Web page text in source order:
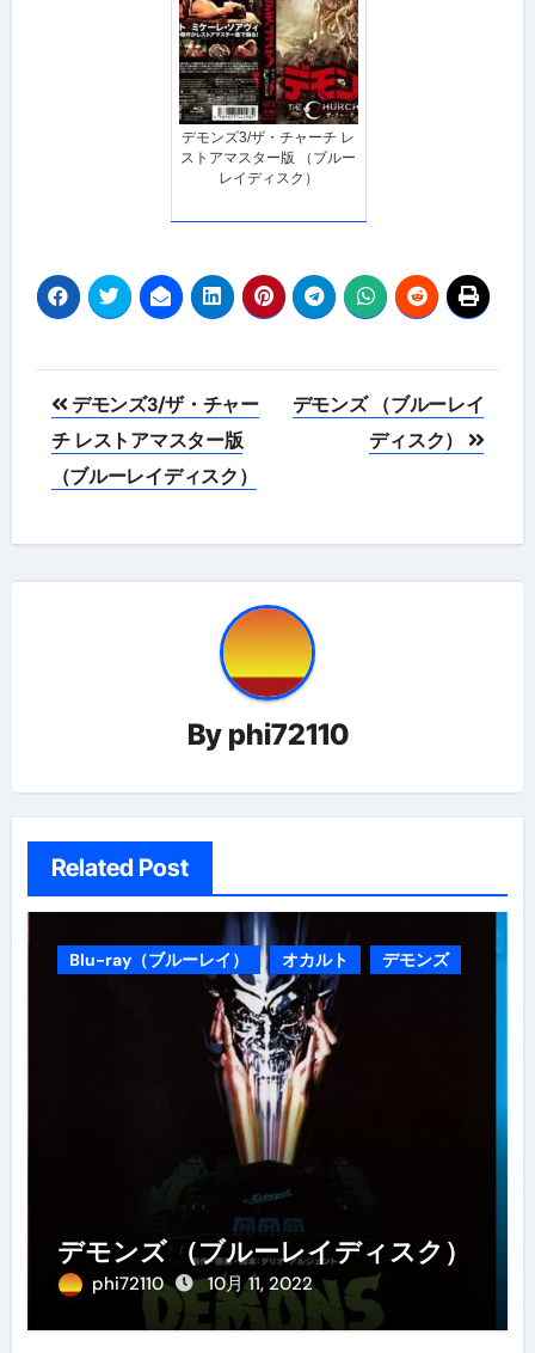
デモンズ3/ザ・チャーチ レ
ストアマスター版 （ブルー
レイディスク）
投
稿
ナ
ビ
ゲ
ン
デモンズ3/ザ・チャー
チ レストアマスター版
（ブルーレイディスク）
デモンズ （ブルーレイ
ディスク）
By phi72110
Related Post
Blu-ray（ブルーレイ） オカルト デモンズ
デモンズ （ブルーレイディスク）
phi72110 10月 11, 2022